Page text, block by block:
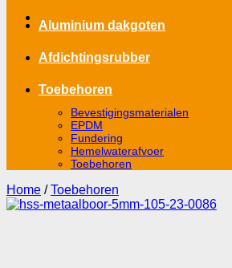
Aluminium dakgoten
Afdichtingsrubber
Toebehoren
Bevestigingsmaterialen
EPDM
Fundering
Hemelwaterafvoer
Toebehoren
Home / Toebehoren